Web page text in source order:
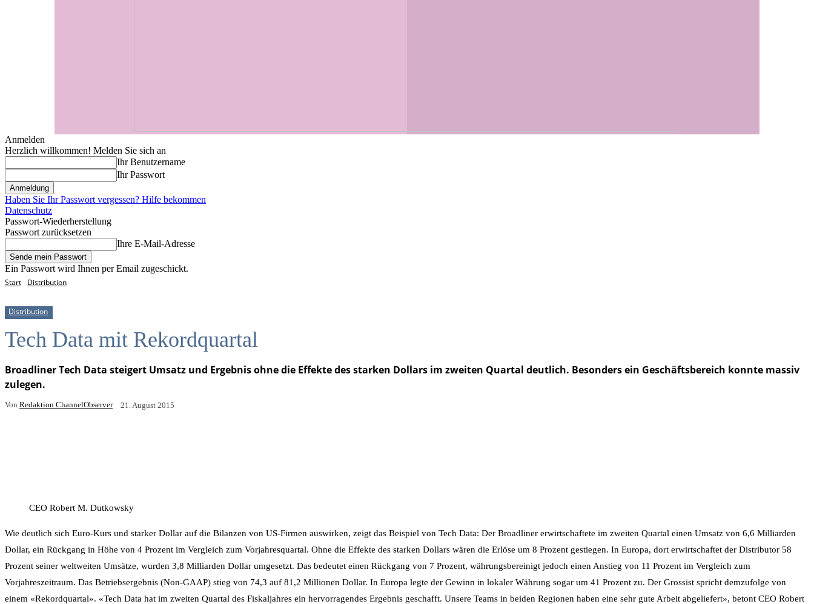
Anmelden
Herzlich willkommen! Melden Sie sich an
Ihr Benutzername
Ihr Passwort
Haben Sie Ihr Passwort vergessen? Hilfe bekommen
Datenschutz
Passwort-Wiederherstellung
Passwort zurücksetzen
Ihre E-Mail-Adresse
Ein Passwort wird Ihnen per Email zugeschickt.
Start
Distribution
Distribution
Tech Data mit Rekordquartal
Broadliner Tech Data steigert Umsatz und Ergebnis ohne die Effekte des starken Dollars im zweiten Quartal deutlich. Besonders ein Geschäftsbereich konnte massiv
zulegen.
Von Redaktion ChannelObserver 21. August 2015
CEO Robert M. Dutkowsky
Wie deutlich sich Euro-Kurs und starker Dollar auf die Bilanzen von US-Firmen auswirken, zeigt das Beispiel von Tech Data: Der Broadliner erwirtschaftete im zweiten Quartal einen Umsatz von 6,6 Milliarden
Dollar, ein Rückgang in Höhe von 4 Prozent im Vergleich zum Vorjahresquartal. Ohne die Effekte des starken Dollars wären die Erlöse um 8 Prozent gestiegen. In Europa, dort erwirtschaftet der Distributor 58
Prozent seiner weltweiten Umsätze, wurden 3,8 Milliarden Dollar umgesetzt. Das bedeutet einen Rückgang von 7 Prozent, währungsbereinigt jedoch einen Anstieg von 11 Prozent im Vergleich zum
Vorjahreszeitraum. Das Betriebsergebnis (Non-GAAP) stieg von 74,3 auf 81,2 Millionen Dollar. In Europa legte der Gewinn in lokaler Währung sogar um 41 Prozent zu. Der Grossist spricht demzufolge von
einem «Rekordquartal». «Tech Data hat im zweiten Quartal des Fiskaljahres ein hervorragendes Ergebnis geschafft. Unsere Teams in beiden Regionen haben eine sehr gute Arbeit abgeliefert», betont CEO Robert